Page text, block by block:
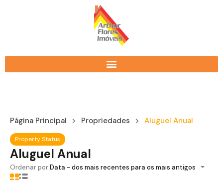
Página Principal Propriedades Aluguel Anual
Property Status
Aluguel Anual
Ordenar por:Data - dos mais recentes para os mais antigos